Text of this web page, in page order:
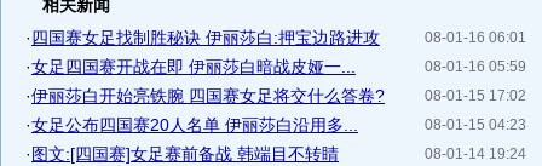
相关新闻
08-01-16 06:01
·四国赛女足找制胜秘诀 伊丽莎白:押宝边路进攻
08-01-16 05:59
·女足四国赛开战在即 伊丽莎白暗战皮娅一...
08-01-15 17:02
·伊丽莎白开始亮铁腕 四国赛女足将交什么答卷?
08-01-15 04:23
·女足公布四国赛20人名单 伊丽莎白沿用多...
08-01-14 19:24
·图文:[四国赛]女足赛前备战 韩端目不转睛